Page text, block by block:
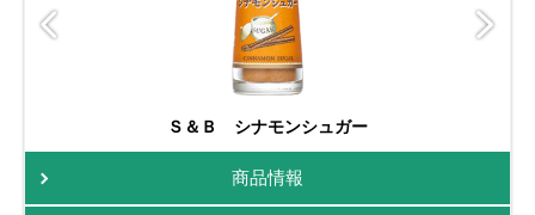
Ｓ＆Ｂ シナモンシュガー
商品情報